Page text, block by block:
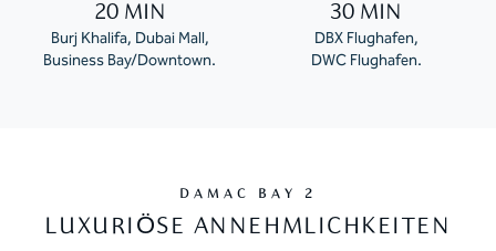
20 MIN
Burj Khalifa, Dubai Mall,
Business Bay/Downtown.
30 MIN
DBX Flughafen,
DWC Flughafen.
DAMAC BAY 2
LUXURIÖSE ANNEHMLICHKEITEN